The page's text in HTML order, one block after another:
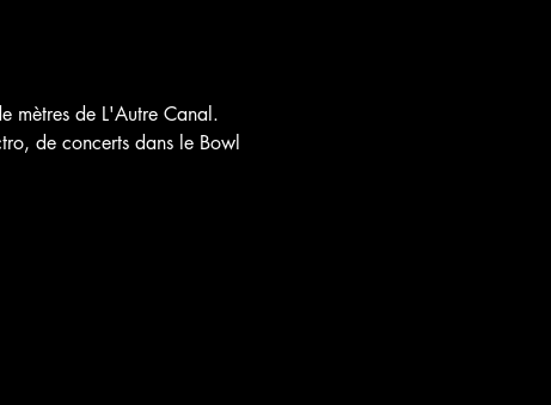
mètres de L'Autre Canal.
de concerts dans le Bowl